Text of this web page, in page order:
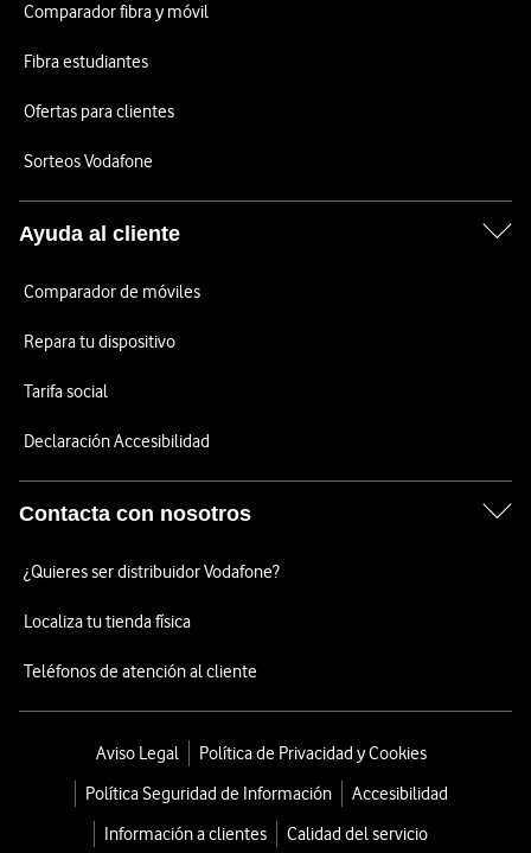
Comparador fibra y móvil
Fibra estudiantes
Ofertas para clientes
Sorteos Vodafone
Ayuda al cliente
Comparador de móviles
Repara tu dispositivo
Tarifa social
Declaración Accesibilidad
Contacta con nosotros
¿Quieres ser distribuidor Vodafone?
Localiza tu tienda física
Teléfonos de atención al cliente
Aviso Legal
Política de Privacidad y Cookies
Política Seguridad de Información
Accesibilidad
Información a clientes
Calidad del servicio